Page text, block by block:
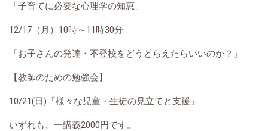
「子育てに必要な心理学の知恵」
12/17（月）10時～11時30分
「お子さんの発達・不登校をどうとらえたらいいのか？」
【教師のための勉強会】
10/21(日)「様々な児童・生徒の見立てと支援」
いずれも、一講義2000円です。